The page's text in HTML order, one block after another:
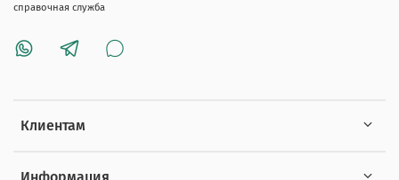
Клиентам
справочная служба